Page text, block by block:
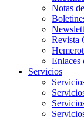
Notas
Revista
Enlaces
Servicios